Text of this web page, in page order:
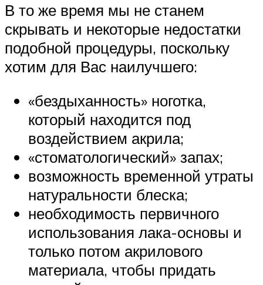
В то же время мы не станем
скрывать и некоторые недостатки
подобной процедуры, поскольку
хотим для Вас наилучшего:
«бездыханность» ноготка,
который находится под
воздействием акрила;
«стоматологический» запах;
возможность временной утраты
натуральности блеска;
необходимость первичного
использования лака-основы и
только потом акрилового
материала, чтобы придать